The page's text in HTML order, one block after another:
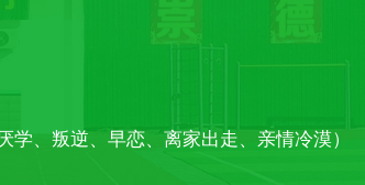
、叛逆、早恋、离家出走、亲情冷漠）